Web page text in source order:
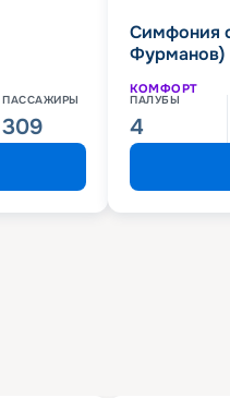
ПАССАЖИРЫ
309
Симфония
Фурманов)
КОМФОРТ
ПАЛУБЫ
4